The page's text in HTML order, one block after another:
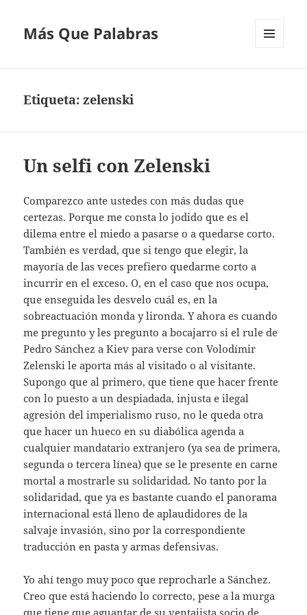
Más Que Palabras
Etiqueta:zelenski
Un selfi con Zelenski
Comparezco ante ustedes con más dudas que
certezas. Porque me consta lo jodido que es el
dilema entre el miedo a pasarse o a quedarse corto.
También es verdad, que si tengo que elegir, la
mayoría de las veces prefiero quedarme corto a
incurrir en el exceso. O, en el caso que nos ocupa,
que enseguida les desvelo cuál es, en la
sobreactuación monda y lironda. Y ahora es cuando
me pregunto y les pregunto a bocajarro si el rule de
Pedro Sánchez a Kiev para verse con Volodímir
Zelenski le aporta más al visitado o al visitante.
Supongo que al primero, que tiene que hacer frente
con lo puesto a un despiadada, injusta e ilegal
agresión del imperialismo ruso, no le queda otra
que hacer un hueco en su diabólica agenda a
cualquier mandatario extranjero (ya sea de primera,
segunda o tercera línea) que se le presente en carne
mortal a mostrarle su solidaridad. No tanto por la
solidaridad, que ya es bastante cuando el panorama
internacional está lleno de aplaudidores de la
salvaje invasión, sino por la correspondiente
traducción en pasta y armas defensivas.
Yo ahí tengo muy poco que reprocharle a Sánchez.
Creo que está haciendo lo correcto, pese a la murga